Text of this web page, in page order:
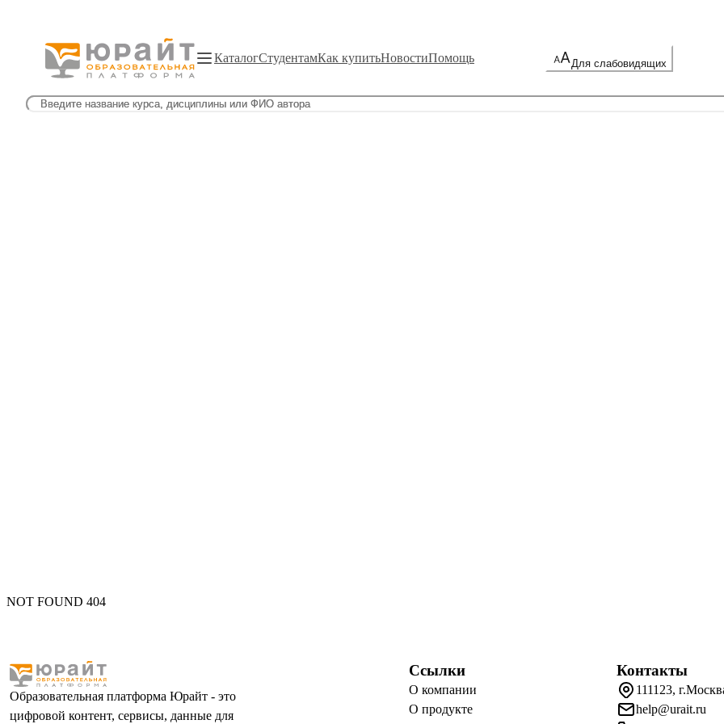
КаталогСтудентамКак купитьНовостиПомощь Для слабовидящих
NOT FOUND 404
Образовательная платформа Юрайт - это
цифровой контент, сервисы, данные для
Ссылки
О компании
О продукте
Контакты
111123,
help@urait.ru